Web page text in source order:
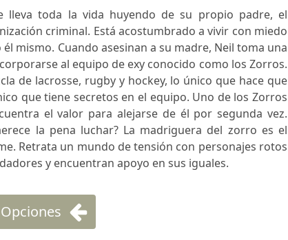
lleva toda la vida huyendo de su propio padre, el
criminal. Está acostumbrado a vivir con miedo
mismo. Cuando asesinan a su madre, Neil toma una
al equipo de exy conocido como los Zorros.
de lacrosse, rugby y hockey, lo único que hace que
que tiene secretos en el equipo. Uno de los Zorros
el valor para alejarse de él por segunda vez.
la pena luchar? La madriguera del zorro es el
Retrata un mundo de tensión con personajes rotos
y encuentran apoyo en sus iguales.